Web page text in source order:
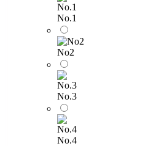
No.1
No2
No.3
No.4